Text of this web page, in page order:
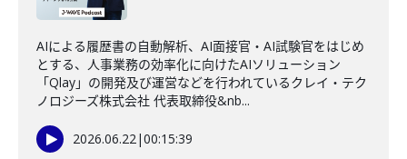
AIによる履歴書の自動解析、AI面接官・AI試験官をはじめ
とする、人事業務の効率化に向けたAIソリューション
「Qlay」の開発及び運営などを行われているクレイ・テク
ノロジーズ株式会社 代表取締役&nb...
2026.06.22|00:15:39